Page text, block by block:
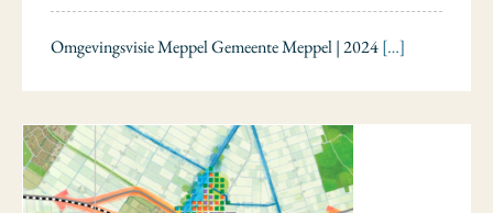
Omgevingsvisie Meppel Gemeente Meppel | 2024[…]